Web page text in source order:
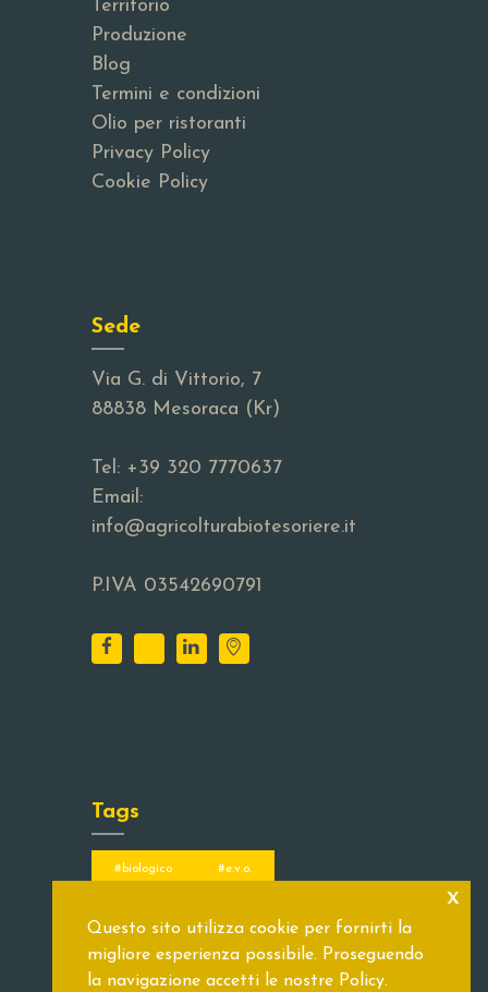
Territorio
Produzione
Blog
Termini e condizioni
Olio per ristoranti
Privacy Policy
Cookie Policy
Sede
Via G. di Vittorio, 7
88838 Mesoraca (Kr)
Tel: +39 320 7770637
Email:
info@agricolturabiotesoriere.it
P.IVA 03542690791
Tags
#biologico #e.v.o.
olio secolare
Questo sito utilizza cookie per fornirti la
migliore esperienza possibile. Proseguendo
la navigazione accetti le nostre Policy.
x